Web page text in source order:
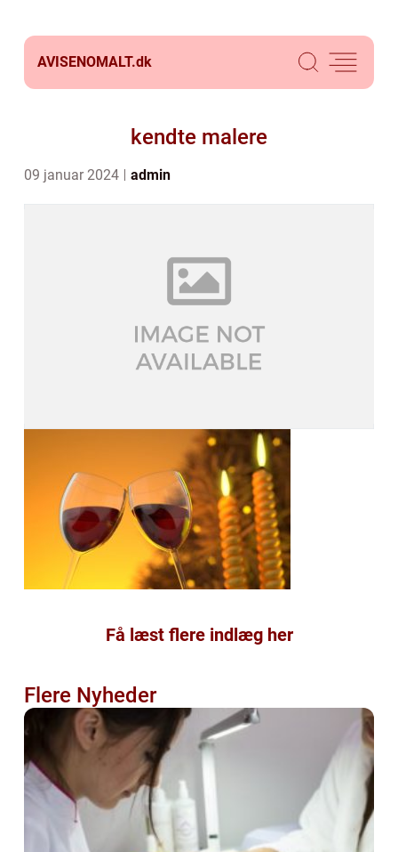
AVISENOMALT.dk
kendte malere
09 januar 2024 admin
Få læst flere indlæg her
Flere Nyheder